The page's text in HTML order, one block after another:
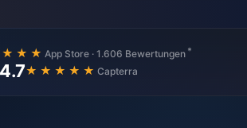
App Store · 1.606 Bewertungen *
4.7★★★★★ Capterra